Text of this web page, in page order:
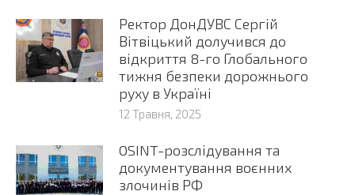
Ректор ДонДУВС Сергій
Вітвіцький долучився до
відкриття 8-го Глобального
тижня безпеки дорожнього
руху в Україні
12 Травня, 2025
OSINT-розслідування та
документування воєнних
злочинів РФ